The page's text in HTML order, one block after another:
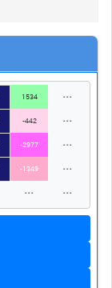
1534 …
-442 …
-2977 …
-1349 …
… …